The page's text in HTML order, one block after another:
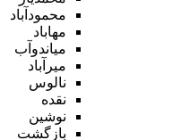
محمودآباد
مهاباد
میاندوآب
میرآباد
نالوس
نقده
نوشین
بازگشت